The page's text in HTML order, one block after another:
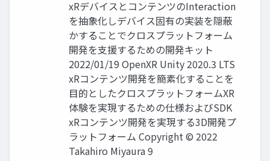
xRデバイスとコンテンツのInteraction
を抽象化しデバイス固有の実装を隠蔽
かすることでクロスプラットフォーム
開発を支援するための開発キット
2022/01/19 OpenXR Unity 2020.3 LTS
xRコンテンツ開発を簡素化することを
目的としたクロスプラットフォームXR
体験を実現するための仕様およびSDK
xRコンテンツ開発を実現する3D開発プ
ラットフォーム Copyright © 2022
Takahiro Miyaura 9